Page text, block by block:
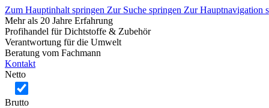
Zum Hauptinhalt springen Zur Suche springen Zur Hauptnavigation
Mehr als 20 Jahre Erfahrung
Profihandel für Dichtstoffe & Zubehör
Verantwortung für die Umwelt
Beratung vom Fachmann
Kontakt
Netto
Brutto